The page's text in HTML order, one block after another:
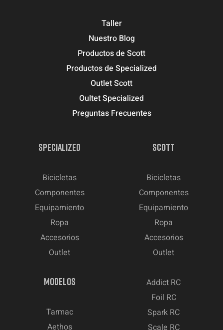
Taller
Nuestro Blog
Productos de Scott
Productos de Specialized
Outlet Scott
Oultet Specialized
Preguntas Frecuentes
SPECIALIZED
Bicicletas
Componentes
Equipamiento
Ropa
Accesorios
Outlet
SCOTT
Bicicletas
Componentes
Equipamiento
Ropa
Accesorios
Outlet
MODELOS
Tarmac
Aethos
Addict RC
Foil RC
Spark RC
Scale RC